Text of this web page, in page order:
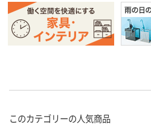
このカテゴリーの人気商品